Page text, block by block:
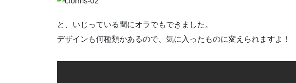
と、いじっている間にオラでもできました。
デザインも何種類かあるので、気に入ったものに変えられますよ！